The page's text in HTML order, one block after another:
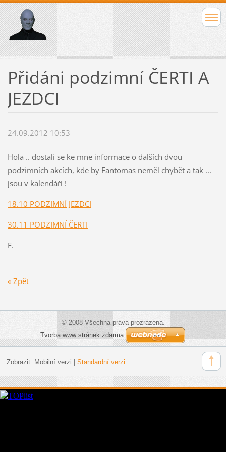
Přidáni podzimní ČERTI A
JEZDCI
24.09.2012 10:53
Hola .. dostali se ke mne informace o dalších dvou
podzimních akcích, kde by Fantomas neměl chybět a tak ...
jsou v kalendáři !
18.10 PODZIMNÍ JEZDCI
30.11 PODZIMNÍ ČERTI
F.
« Zpět
© 2008 Všechna práva prozrazena.
Tvorba www stránek zdarma
Zobrazit: Mobilní verzi | Standardní verzi